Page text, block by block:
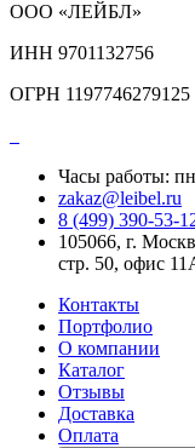
ООО «ЛЕЙБЛ»
ИНН 9701132756
ОГРН 1197746279125
Часы работы:
zakaz@leibel.ru
8 (499) 390-53-
105066, г.
стр. 50, офис
Контакты
Портфолио
О компании
Каталог
Отзывы
Доставка
Оплата